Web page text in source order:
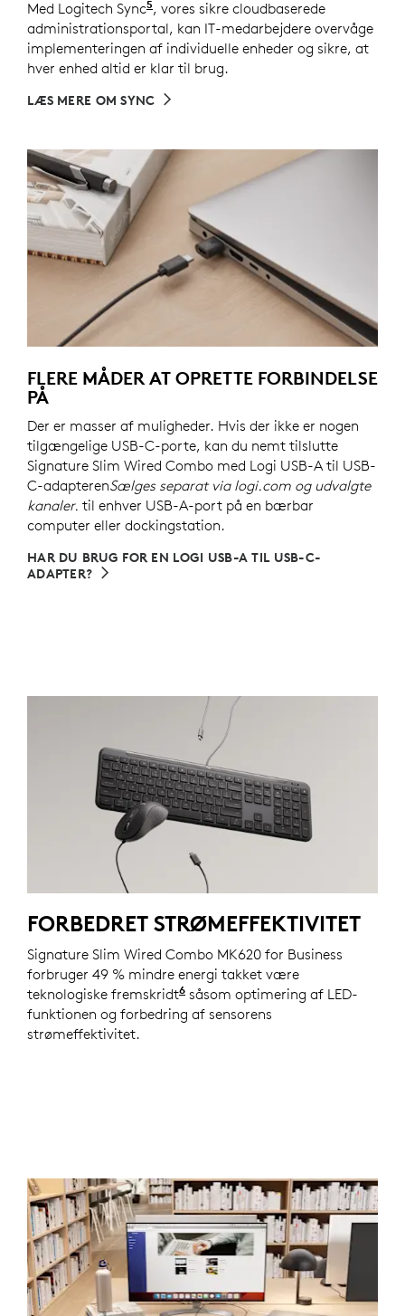
Med Logitech Sync5Kræver download af Logi Tune på
, vores sikre cloudbaserede
administrationsportal, kan IT-medarbejdere overvåge
implementeringen af individuelle enheder og sikre, at
hver enhed altid er klar til brug.
LÆS MERE OM SYNC
FLERE MÅDER AT OPRETTE FORBINDELSE
PÅ
Der er masser af muligheder. Hvis der ikke er nogen
tilgængelige USB-C-porte, kan du nemt tilslutte
Signature Slim Wired Combo med Logi USB-A til USB-
C-adapterenSælges separat via logi.com og udvalgte
kanaler. til enhver USB-A-port på en bærbar
computer eller dockingstation.
HAR DU BRUG FOR EN LOGI USB-A TIL USB-C-
ADAPTER?
FORBEDRET STRØMEFFEKTIVITET
Signature Slim Wired Combo MK620 for Business
forbruger 49 % mindre energi takket være
teknologiske fremskridt6 Forbruger 50 % mindre energi
såsom optimering af LED-
funktionen og forbedring af sensorens
strømeffektivitet.